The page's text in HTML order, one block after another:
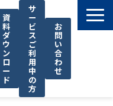
資
料
ダ
ウ
ン
ロ
ー
ド
サ
ー
ビ
ス
ご
利
用
中
の
方
お
問
い
合
わ
せ